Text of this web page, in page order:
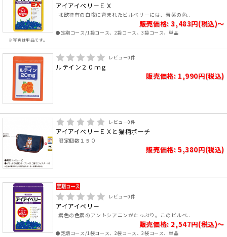
※写真は単品です。
アイアイベリーＥＸ
北欧特有の白夜に育まれたビルベリーには、青紫の色..
販売価格: 3,483円(税込)～
●定期コース/1袋コース、2袋コース、3袋コース、単品
レビュー0件
ルテイン２０ｍｇ
販売価格: 1,990円(税込)
レビュー0件
アイアイベリーＥＸと猫柄ポーチ
限定個数１５０
販売価格: 5,380円(税込)
レビュー0件
アイアイベリー
紫色の色素のアントシアニンがたっぷり。このビルベ..
販売価格: 2,547円(税込)～
●定期コース/1袋コース、2袋コース、3袋コース、単品